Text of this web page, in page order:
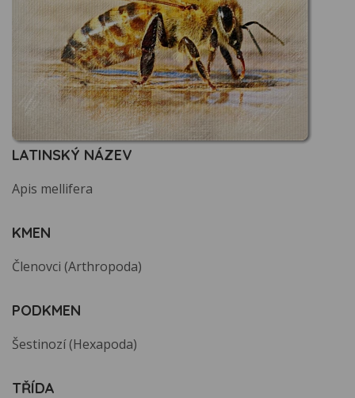
LATINSKÝ NÁZEV
Apis mellifera
KMEN
Členovci (Arthropoda)
PODKMEN
Šestinozí (Hexapoda)
TŘÍDA